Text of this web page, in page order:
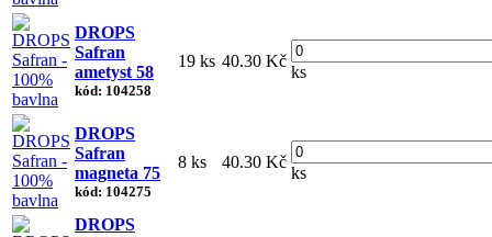
DROPS
Safran
ametyst 58
kód: 104258
19 ks 40.30 Kč
ks
DROPS
Safran
magneta 75
kód: 104275
8 ks 40.30 Kč
ks
DROPS